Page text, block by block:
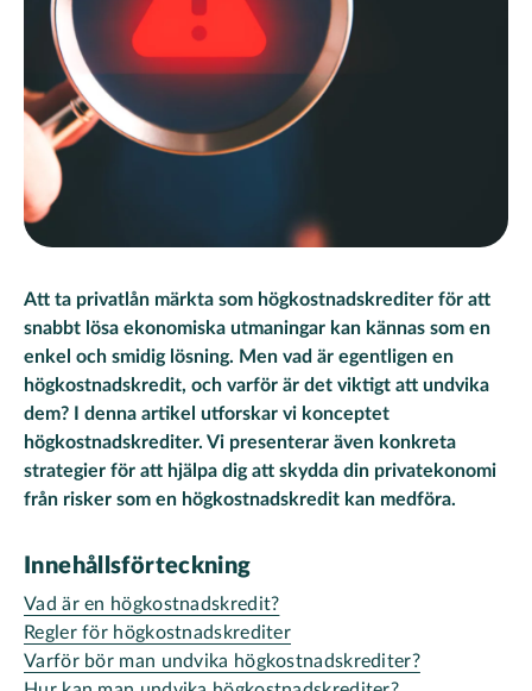
Att ta privatlån märkta som högkostnadskrediter för att
snabbt lösa ekonomiska utmaningar kan kännas som en
enkel och smidig lösning. Men vad är egentligen en
högkostnadskredit, och varför är det viktigt att undvika
dem? I denna artikel utforskar vi konceptet
högkostnadskrediter. Vi presenterar även konkreta
strategier för att hjälpa dig att skydda din privatekonomi
från risker som en högkostnadskredit kan medföra.
Innehållsförteckning
Vad är en högkostnadskredit?
Regler för högkostnadskrediter
Varför bör man undvika högkostnadskrediter?